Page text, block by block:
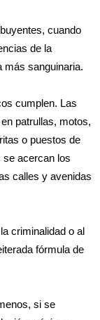
cuando
de la
más sanguinaria.
cumplen. Las
patrullas, motos,
o puestos de
se acercan los
calles y avenidas
criminalidad o al
fórmula de
si se